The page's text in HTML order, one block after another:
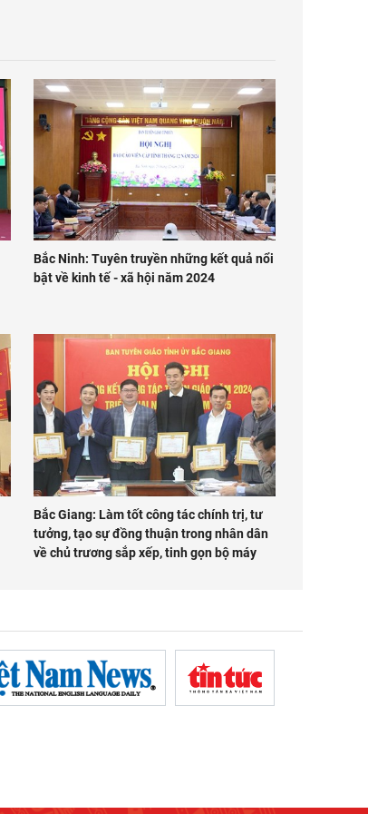
Bắc Ninh: Tuyên truyền những kết quả nổi
bật về kinh tế - xã hội năm 2024
Bắc Giang: Làm tốt công tác chính trị, tư
tưởng, tạo sự đồng thuận trong nhân dân
về chủ trương sắp xếp, tinh gọn bộ máy